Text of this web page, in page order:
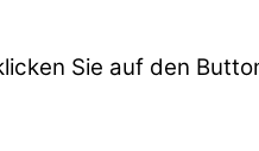
Sie auf den